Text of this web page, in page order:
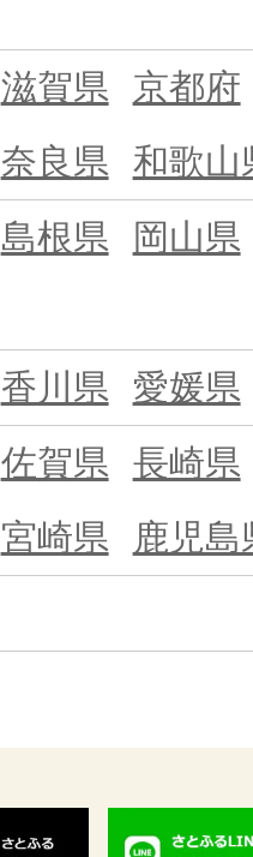
滋賀県
京都府
奈良県 和歌山
島根県
岡山県
香川県 愛媛県
佐賀県
長崎県
宮崎県
鹿児島